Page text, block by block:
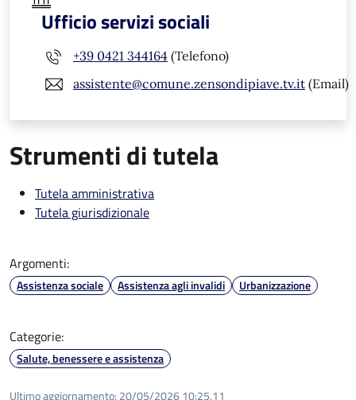
Ufficio servizi sociali
+39 0421 344164 (Telefono)
assistente@comune.zensondipiave.tv.it (Email)
Strumenti di tutela
Tutela amministrativa
Tutela giurisdizionale
Argomenti:
Assistenza sociale Assistenza agli invalidi Urbanizzazione
Categorie:
Salute, benessere e assistenza
Ultimo aggiornamento: 20/05/2026 10:25.11